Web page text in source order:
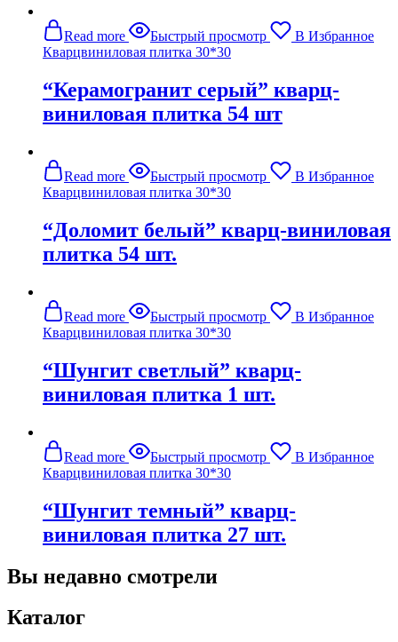
Read more Быстрый просмотр
В Избранное
Кварцвиниловая плитка 30*30
“Керамогранит серый” кварц-
виниловая плитка 54 шт
Read more Быстрый просмотр
В Избранное
Кварцвиниловая плитка 30*30
“Доломит белый” кварц-виниловая
плитка 54 шт.
Read more Быстрый просмотр
В Избранное
Кварцвиниловая плитка 30*30
“Шунгит светлый” кварц-
виниловая плитка 1 шт.
Read more Быстрый просмотр
В Избранное
Кварцвиниловая плитка 30*30
“Шунгит темный” кварц-
виниловая плитка 27 шт.
Вы недавно смотрели
Каталог